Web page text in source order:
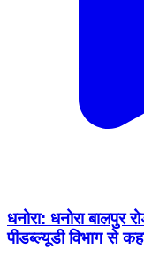
धनोरा: धनोरा बालपुर
पीडब्ल्यूडी विभाग से